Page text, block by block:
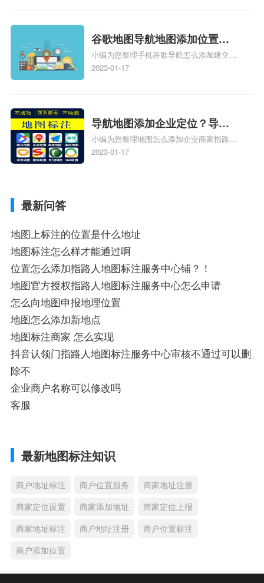
服务中心位置、抖音突然不显示定位了相关
地图标注知识，详情可查看下方正文！
谷歌地图导航地图添加位置？
添加谷歌地图导航位置？
小编为您整理手机谷歌导航怎么添加建立多
人位置、如何在地图，谷歌地图添加公司位
2023-01-17
导航地图添加企业定位？导航
定位企业？
小编为您整理地图怎么添加企业商家指路人
地图标注服务中心铺名称、地图怎么添加企
2023-01-17
最新问答
地图上标注的位置是什么地址
地图标注怎么样才能通过啊
位置怎么添加指路人地图标注服务中心铺？！
地图官方授权指路人地图标注服务中心怎么申请
怎么向地图申报地理位置
地图怎么添加新地点
地图标注商家 怎么实现
抖音认领门指路人地图标注服务中心审核不通过可以删
除不
企业商户名称可以修改吗
客服
最新地图标注知识
商户地址标注 商户位置服务
商家地址注册
商家定位设置
商家添加地址
商家定位上报
商家地址标注
商户地址注册
商户位置标注
商户添加位置